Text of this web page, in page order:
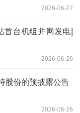
2026-06-27
首台机组并网发电|
2026-06-26
股份的预披露公告
2026-06-26